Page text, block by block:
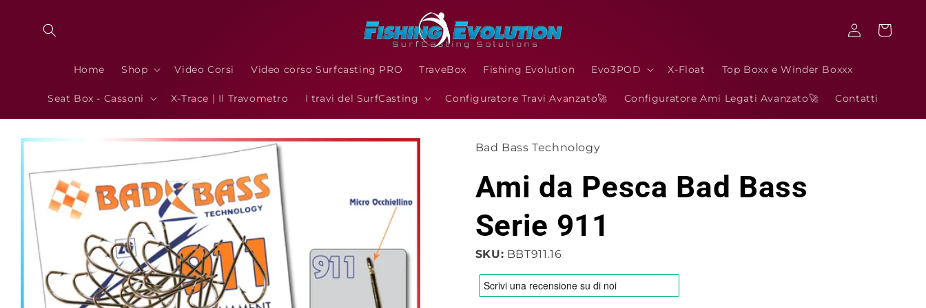
ai contenuti
Home Shop Video Corsi Video corso Surfcasting PRO TraveBox Fishing Evolution Evo3POD X-Float Top Boxx e Winder Boxxx
Seat Box - Cassoni X-Trace | Il Travometro I travi del SurfCasting Configuratore Travi Avanzato🚀 Configuratore Ami Legati Avanzato🚀 Contatti
Accedi Carrello
Passa alle
sul prodotto
Bad Bass Technology
Ami da Pesca Bad Bass
Serie 911
SKU: BBT911.16